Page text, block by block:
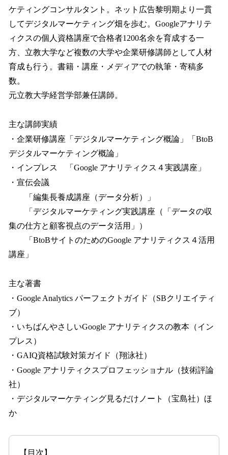
ケティングコンサルタント。ネット広告黎明期より一貫
してデジタルマーケティング畑を歩む。Googleアナリテ
ィクスの個人資格講座で合格者1200名余を育成する一
方、立教大学など複数の大学や企業研修講師として人材
育成も行う。書籍・講座・メディアでの執筆・寄稿多
数。
元立教大学経営学部兼任講師。
主な講師実績
・企業研修講座「デジタルマーケティング概論」「BtoB
デジタルマーケティング概論」
・インプレス 「Google アナリティクス４実践講座」
・宣伝会議
「編集長養成講座（データ分析）」
「デジタルマーケティング実践講座（「データの収
集の仕方と顧客視点のデータ活用」）
「BtoBサイトのためのGoogle アナリティクス４活用
講座」
主な著書
・Google Analytics パーフェクトガイド（SBクリエイティ
ブ）
・いちばんやさしいGoogle アナリティクスの教本（イン
プレス）
・GAIQ資格試験対策ガイド（翔泳社）
・Google アナリティクスプロフェッショナル（技術評論
社）
・デジタルマーケティング見るだけノート（宝島社）ほ
か
【目次】